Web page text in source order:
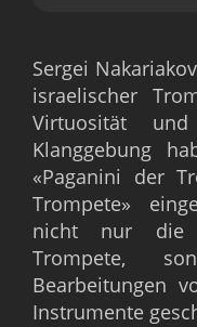
Sergei
israelischer
Virtuosität
Klanggebung
«Paganini der
Trompete»
nicht nur die
Trompete,
Bearbeitungen
Instrumente